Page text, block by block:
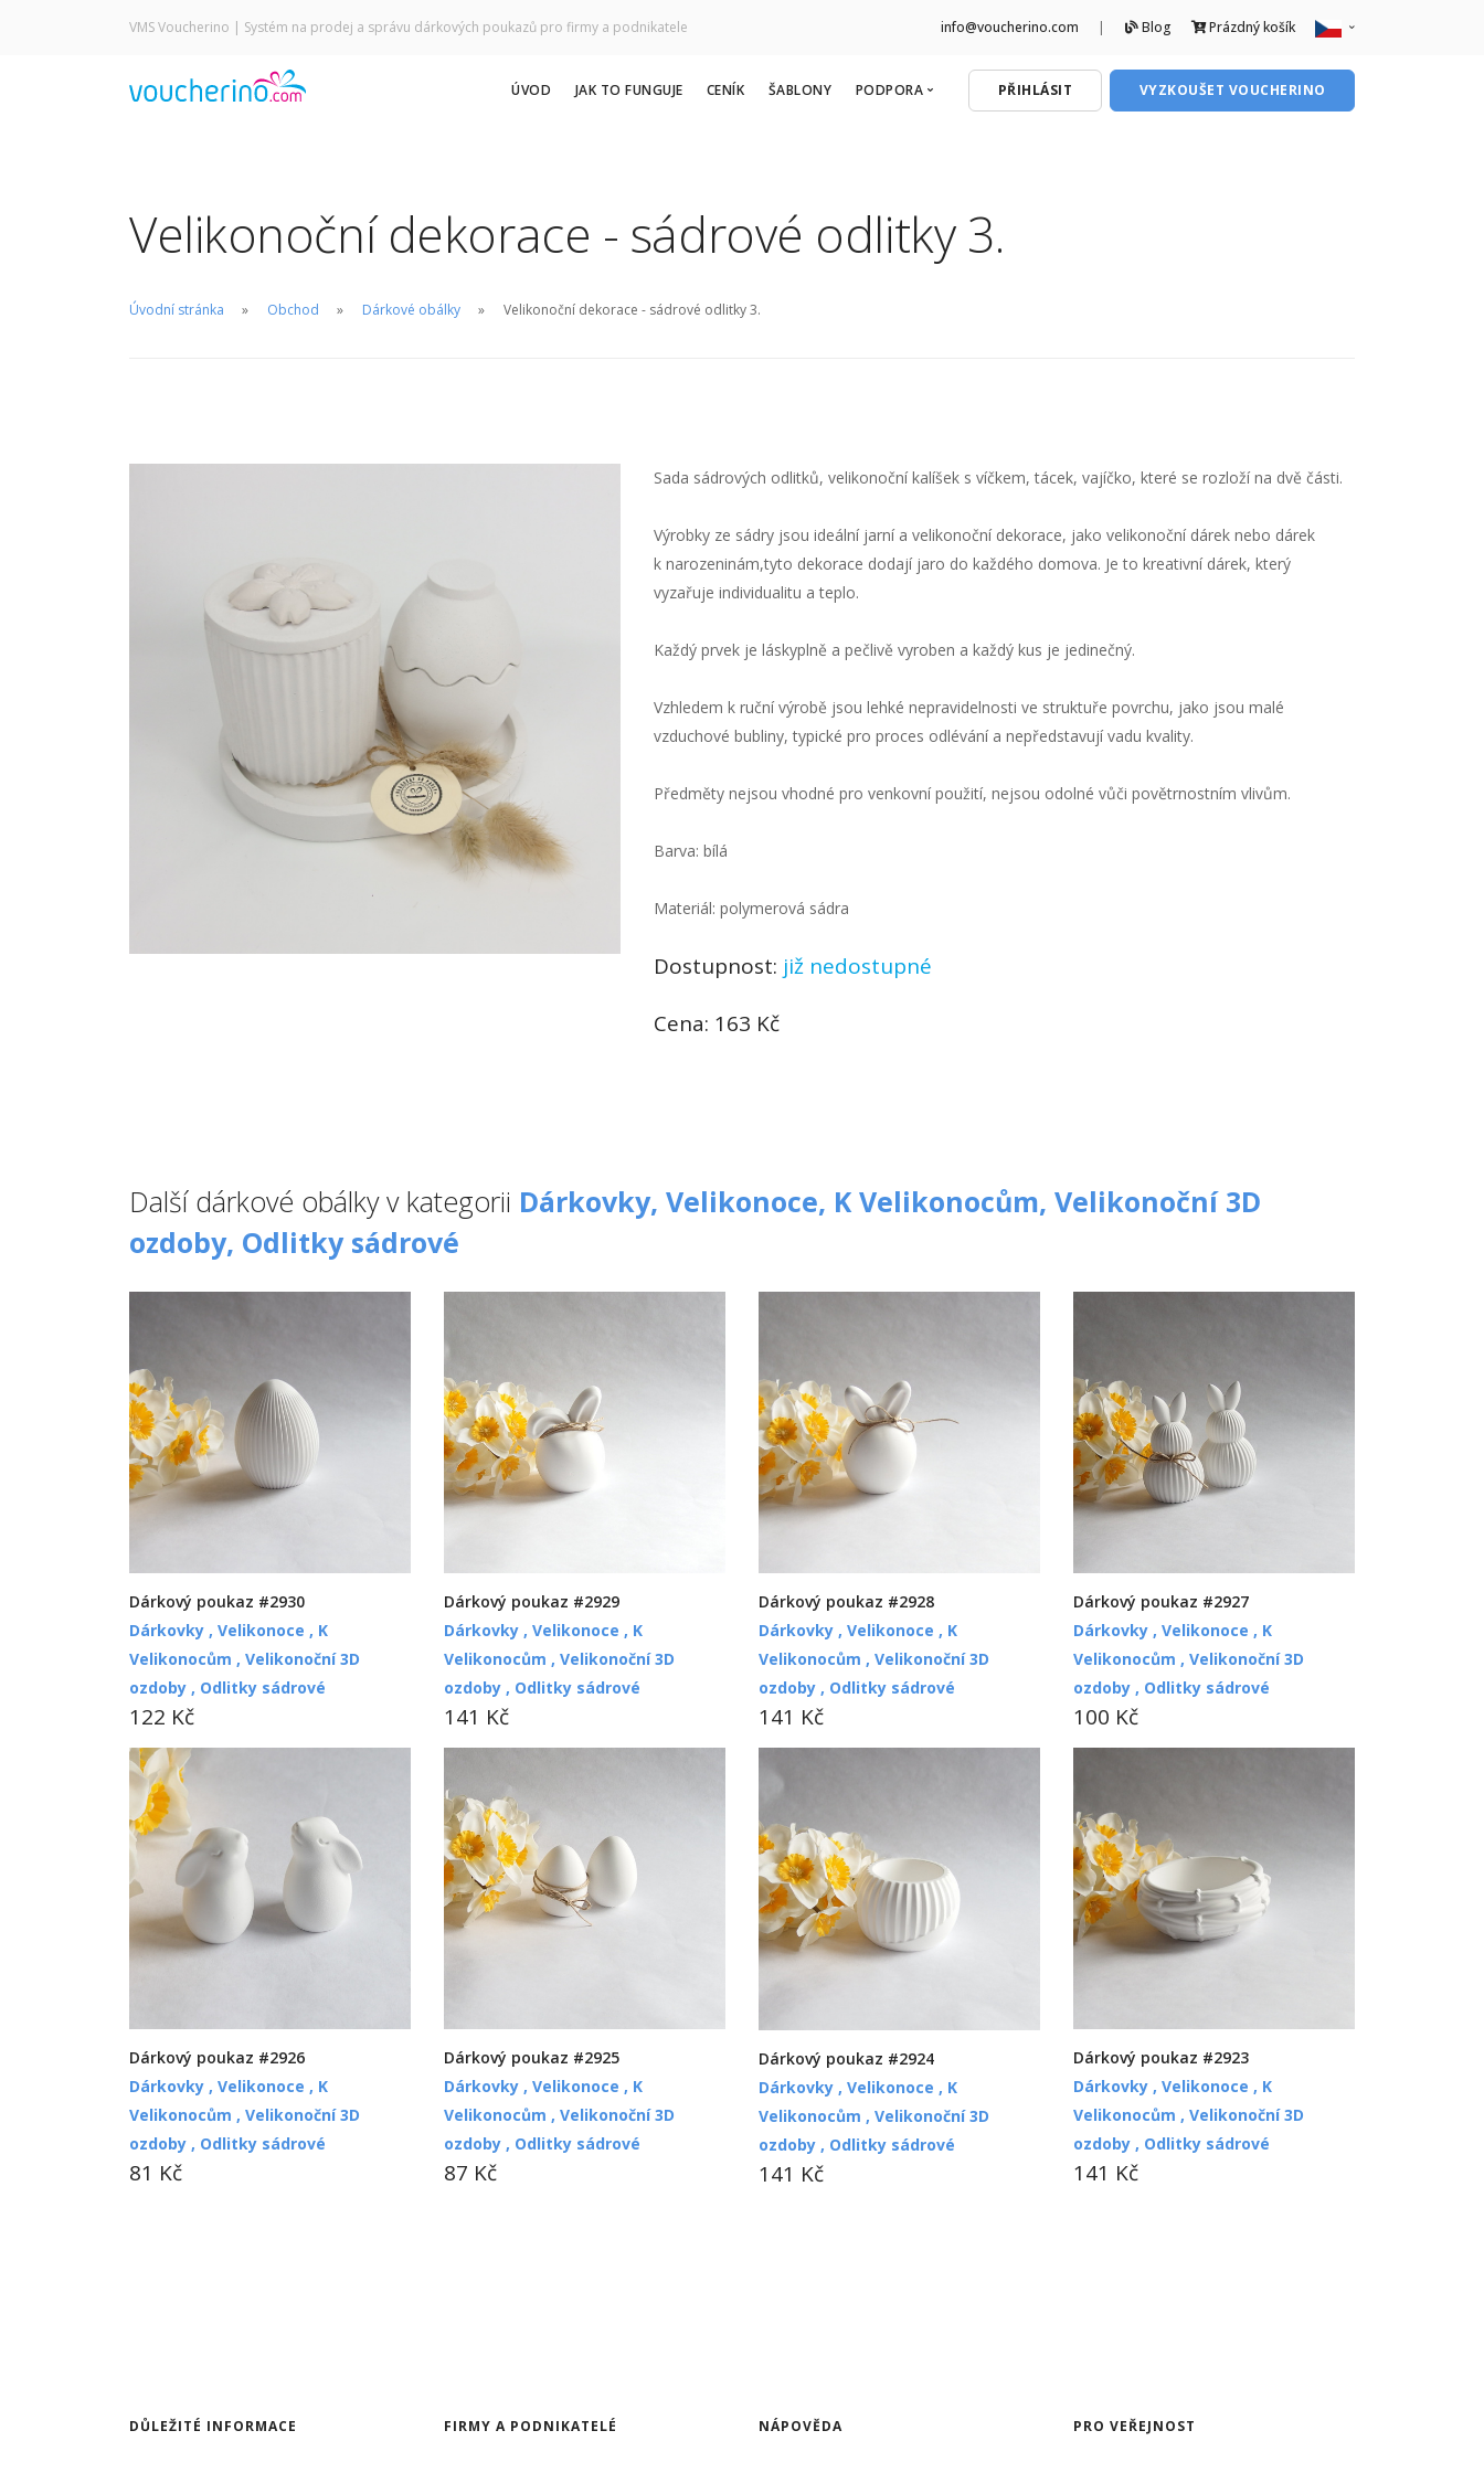
VMS Voucherino | Systém na prodej a správu dárkových poukazů pro firmy a podnikatele info@voucherino.com | Blog Prázdný košík
ÚVOD JAK TO FUNGUJE CENÍK ŠABLONY PODPORA PŘIHLÁSIT VYZKOUŠET VOUCHERINO
Velikonoční dekorace - sádrové odlitky 3.
Úvodní stránka Obchod Dárkové obálky Velikonoční dekorace - sádrové odlitky 3.
Sada sádrových odlitků, velikonoční kalíšek s víčkem, tácek, vajíčko, které se rozloží na dvě části.
Výrobky ze sádry jsou ideální jarní a velikonoční dekorace, jako velikonoční dárek nebo dárek
k narozeninám,tyto dekorace dodají jaro do každého domova. Je to kreativní dárek, který
vyzařuje individualitu a teplo.
Každý prvek je láskyplně a pečlivě vyroben a každý kus je jedinečný.
Vzhledem k ruční výrobě jsou lehké nepravidelnosti ve struktuře povrchu, jako jsou malé
vzduchové bubliny, typické pro proces odlévání a nepředstavují vadu kvality.
Předměty nejsou vhodné pro venkovní použití, nejsou odolné vůči povětrnostním vlivům.
Barva: bílá
Materiál: polymerová sádra
Dostupnost: již nedostupné
Cena: 163 Kč
Další dárkové obálky v kategorii Dárkovky, Velikonoce, K Velikonocům, Velikonoční 3D
ozdoby, Odlitky sádrové
Dárkový poukaz #2930
Dárkovky , Velikonoce , K
Velikonocům , Velikonoční 3D
ozdoby , Odlitky sádrové
122 Kč
Dárkový poukaz #2929
Dárkovky , Velikonoce , K
Velikonocům , Velikonoční 3D
ozdoby , Odlitky sádrové
141 Kč
Dárkový poukaz #2928
Dárkovky , Velikonoce , K
Velikonocům , Velikonoční 3D
ozdoby , Odlitky sádrové
141 Kč
Dárkový poukaz #2927
Dárkovky , Velikonoce , K
Velikonocům , Velikonoční 3D
ozdoby , Odlitky sádrové
100 Kč
Dárkový poukaz #2926
Dárkovky , Velikonoce , K
Velikonocům , Velikonoční 3D
ozdoby , Odlitky sádrové
81 Kč
Dárkový poukaz #2925
Dárkovky , Velikonoce , K
Velikonocům , Velikonoční 3D
ozdoby , Odlitky sádrové
87 Kč
Dárkový poukaz #2924
Dárkovky , Velikonoce , K
Velikonocům , Velikonoční 3D
ozdoby , Odlitky sádrové
141 Kč
Dárkový poukaz #2923
Dárkovky , Velikonoce , K
Velikonocům , Velikonoční 3D
ozdoby , Odlitky sádrové
141 Kč
DŮLEŽITÉ INFORMACE FIRMY A PODNIKATELÉ NÁPOVĚDA PRO VEŘEJNOST